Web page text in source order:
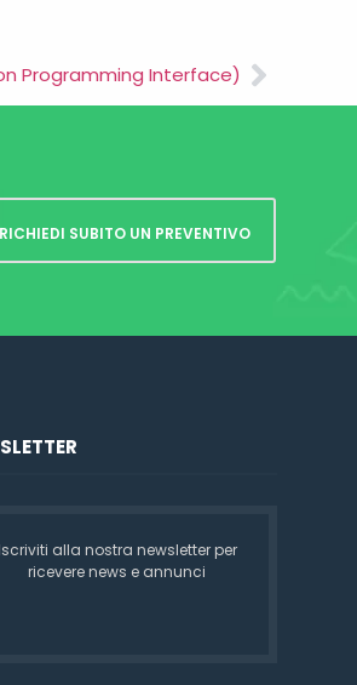
Programming Interface)
RICHIEDI SUBITO UN PREVENTIVO
alla nostra newsletter per
ricevere news e annunci